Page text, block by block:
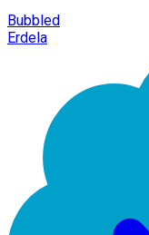
Bubbled
Erdela